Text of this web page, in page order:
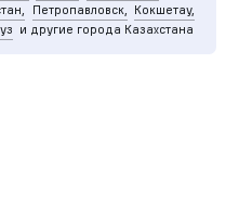
Петропавловск, Кокшетау,
и другие города Казахстана